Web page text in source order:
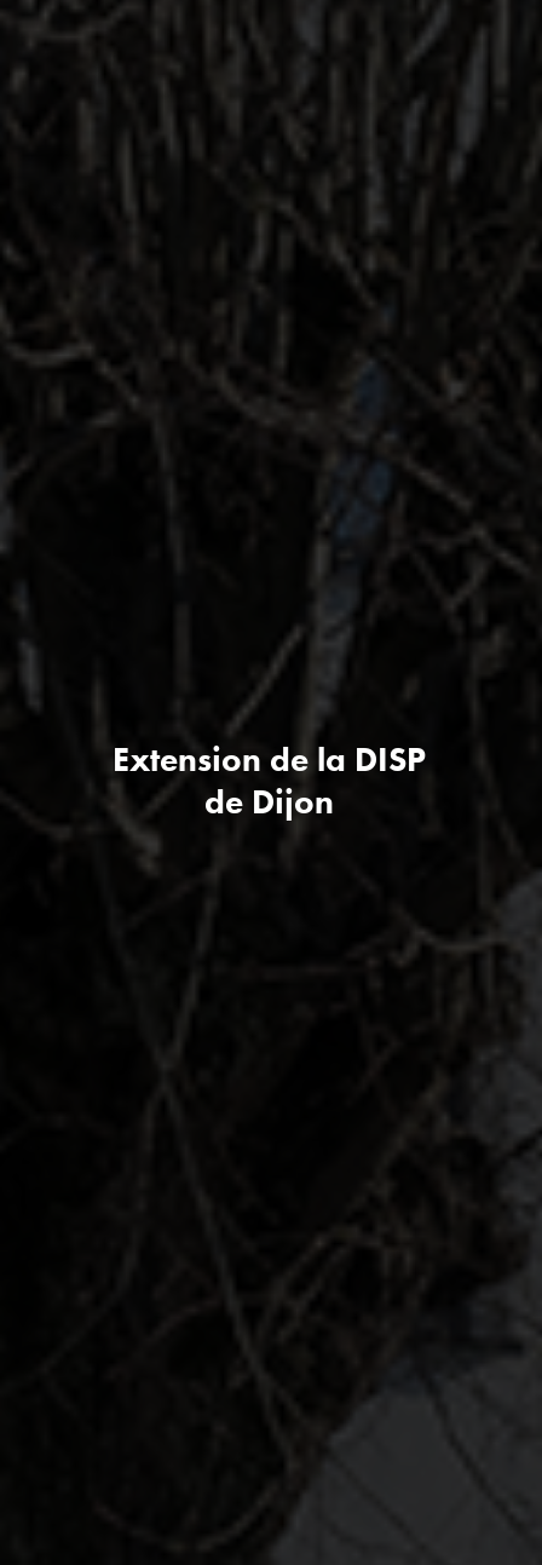
Extension de la DISP
de Dijon